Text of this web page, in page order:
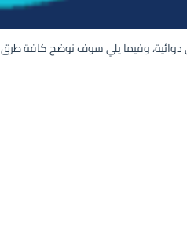
دوائية، وفيما يلي سوف نوضح كافة طرق